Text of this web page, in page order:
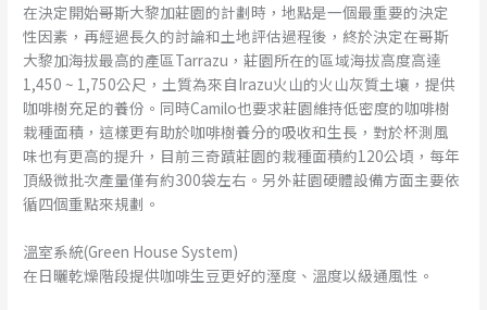
在決定開始哥斯大黎加莊園的計劃時，地點是一個最重要的決定
性因素，再經過長久的討論和土地評估過程後，終於決定在哥斯
大黎加海拔最高的產區Tarrazu，莊園所在的區域海拔高度高達
1,450 ~ 1,750公尺，土質為來自Irazu火山的火山灰質土壤，提供
咖啡樹充足的養份。同時Camilo也要求莊園維持低密度的咖啡樹
栽種面積，這樣更有助於咖啡樹養分的吸收和生長，對於杯測風
味也有更高的提升，目前三奇蹟莊園的栽種面積約120公頃，每年
頂級微批次產量僅有約300袋左右。另外莊園硬體設備方面主要依
循四個重點來規劃。
溫室系統(Green House System)
在日曬乾燥階段提供咖啡生豆更好的溼度、溫度以級通風性。